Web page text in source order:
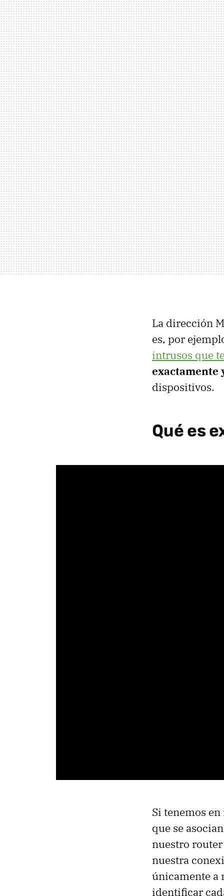
La dirección
es, por
intrusos que
exactamente
dispositivos.
Qué es
Si tenemos
que se
nuestro
nuestra
únicamente a
identificar